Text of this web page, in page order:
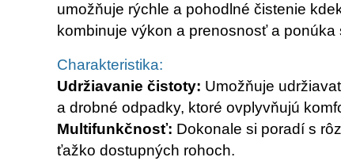
umožňuje rýchle a pohodlné čistenie
kombinuje výkon a prenosnosť a
Charakteristika:
Udržiavanie čistoty: Umožňuje
a drobné odpadky, ktoré ovplyvňujú
Multifunkčnosť: Dokonale si poradí s
ťažko dostupných rohoch.